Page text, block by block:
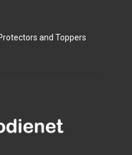
and Toppers